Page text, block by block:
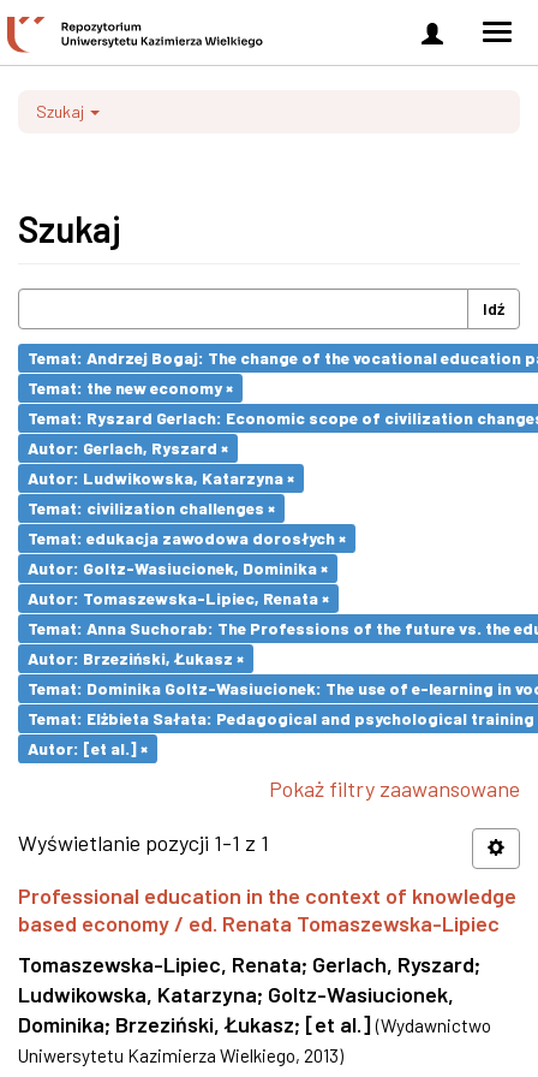
Zaloguj
się
Szukaj
Szukaj
Idź
Temat: Andrzej Bogaj: The change of the vocational education
Temat: the new economy ×
Temat: Ryszard Gerlach: Economic scope of civilization
Autor: Gerlach, Ryszard ×
Autor: Ludwikowska, Katarzyna ×
Temat: civilization challenges ×
Temat: edukacja zawodowa dorosłych ×
Autor: Goltz-Wasiucionek, Dominika ×
Autor: Tomaszewska-Lipiec, Renata ×
Temat: Anna Suchorab: The Professions of the future vs. the
Autor: Brzeziński, Łukasz ×
Temat: Dominika Goltz-Wasiucionek: The use of e-learning in
Temat: Elżbieta Sałata: Pedagogical and psychological
Autor: [et al.] ×
Pokaż filtry zaawansowane
Wyświetlanie pozycji 1-1 z 1
Professional education in the context of knowledge
based economy / ed. Renata Tomaszewska-Lipiec
Tomaszewska-Lipiec, Renata; Gerlach, Ryszard;
Ludwikowska, Katarzyna; Goltz-Wasiucionek,
Dominika; Brzeziński, Łukasz; [et al.] (Wydawnictwo
Uniwersytetu Kazimierza Wielkiego, 2013)